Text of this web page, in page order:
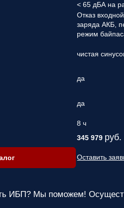
< 65 дБА на
Отказ
заряда АКБ,
режим
чистая
да
да
8 ч
345 979 руб.
Оставить
ИБП? Мы поможем!